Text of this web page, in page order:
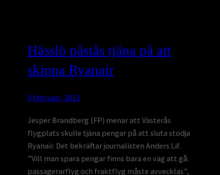
Hässlö påstås tjäna på att
skippa Ryanair
9 februari, 2015
Jesper Brandberg (FP) menar att Västerås
flygplats skulle tjäna pengar på att sluta stödja
Ryanair. Det bekräftar journalisten Anders Lif.
”Vill man spara pengar finns bara en väg att gå:
passagerarflyg och fraktflyg måste avvecklas”,